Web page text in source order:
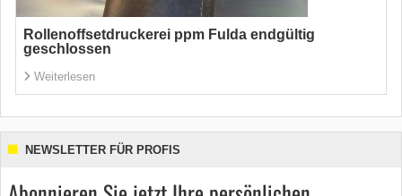
Rollenoffsetdruckerei ppm Fulda endgültig
geschlossen
Weiterlesen
NEWSLETTER FÜR PROFIS